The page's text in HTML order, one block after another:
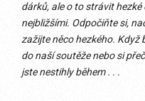
dárků, ale o to strávit
nejbližšími. Odpočiňte si,
zažijte něco hezkého. Když
do naší soutěže nebo si
jste nestihly během . . .